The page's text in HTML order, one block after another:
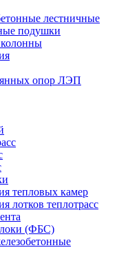
лестничные
подушки
опор ЛЭП
тепловых камер
лотков теплотрасс
(ФБС)